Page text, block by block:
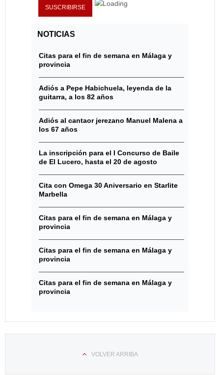
NOTICIAS
Citas para el fin de semana en Málaga y
provincia
Adiós a Pepe Habichuela, leyenda de la
guitarra, a los 82 años
Adiós al cantaor jerezano Manuel Malena a
los 67 años
La inscripción para el I Concurso de Baile
de El Lucero, hasta el 20 de agosto
Cita con Omega 30 Aniversario en Starlite
Marbella
Citas para el fin de semana en Málaga y
provincia
Citas para el fin de semana en Málaga y
provincia
Citas para el fin de semana en Málaga y
provincia
VOLVER ARRIBA